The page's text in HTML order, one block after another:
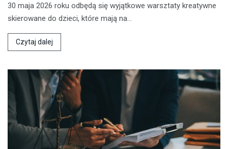
30 maja 2026 roku odbędą się wyjątkowe warsztaty kreatywne
skierowane do dzieci, które mają na…
Czytaj dalej